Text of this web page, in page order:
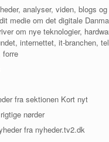
analyser, viden, blogs
medie om det digitale
om nye teknologier,
internettet, it-branchen,
forre
fra sektionen Kort nyt
nørder
fra nyheder.tv2.dk